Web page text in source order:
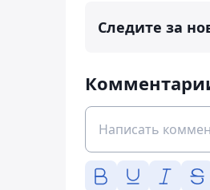
Следите за